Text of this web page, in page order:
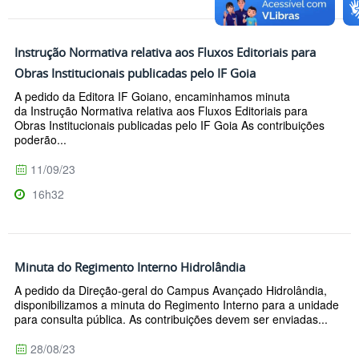
Instrução Normativa relativa aos Fluxos Editoriais para
Obras Institucionais publicadas pelo IF Goia
A pedido da Editora IF Goiano, encaminhamos minuta
da Instrução Normativa relativa aos Fluxos Editoriais para
Obras Institucionais publicadas pelo IF Goia As contribuições
poderão...
11/09/23
16h32
Minuta do Regimento Interno Hidrolândia
A pedido da Direção-geral do Campus Avançado Hidrolândia,
disponibilizamos a minuta do Regimento Interno para a unidade
para consulta pública. As contribuições devem ser enviadas...
28/08/23